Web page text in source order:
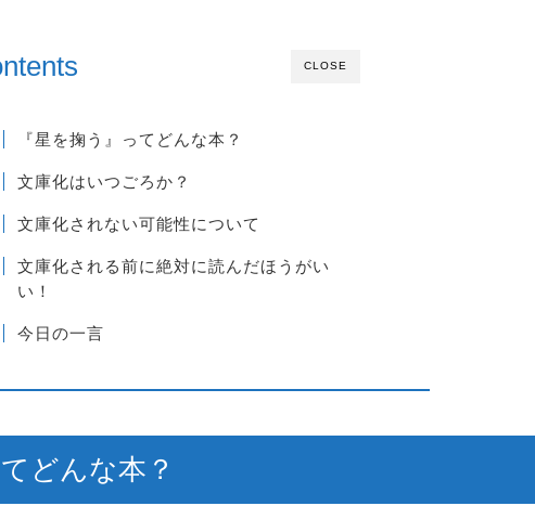
CLOSE
『星を掬う』ってどんな本？
文庫化はいつごろか？
文庫化されない可能性について
文庫化される前に絶対に読んだほうがい
い！
今日の一言
どんな本？